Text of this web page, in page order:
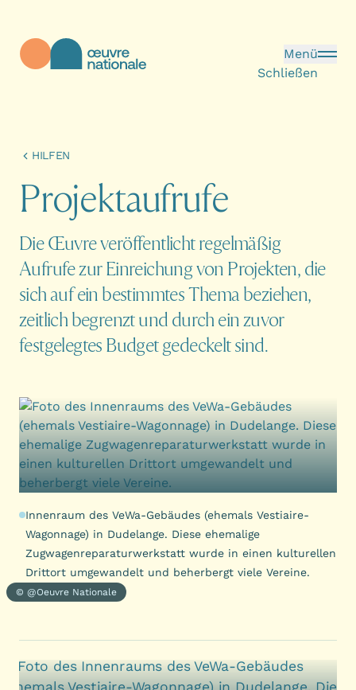
Menü
Schließen
HILFEN
Projektaufrufe
Die Œuvre veröffentlicht regelmäßig
Aufrufe zur Einreichung von Projekten, die
sich auf ein bestimmtes Thema beziehen,
zeitlich begrenzt und durch ein zuvor
festgelegtes Budget gedeckelt sind.
Innenraum des VeWa-Gebäudes (ehemals Vestiaire-
Wagonnage) in Dudelange. Diese ehemalige
Zugwagenreparaturwerkstatt wurde in einen kulturellen
Drittort umgewandelt und beherbergt viele Vereine.
© @Oeuvre Nationale